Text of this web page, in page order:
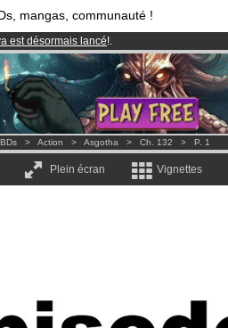
mangas, communauté !
est désormais lancé!.
et 1000BDs & Mangas!
à partir de
3.95 eurospar mois !Clique ici
> Action > Asgotha > Ch. 132 > P. 1
Plein écran Vignettes